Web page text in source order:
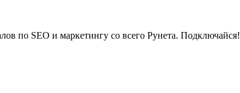
по SEO и маркетингу со всего Рунета. Подключайся!